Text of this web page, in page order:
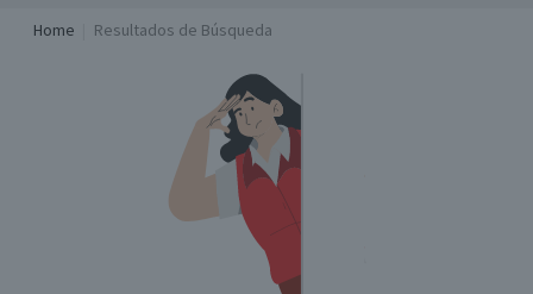
Home Resultados de Búsqueda